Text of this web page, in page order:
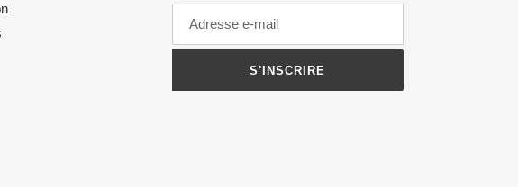
S'INSCRIRE